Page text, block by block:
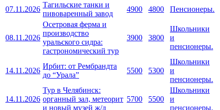
07.11.2026
Тагильские танки и
пивоваренный завод
4900 4800 Пенсионеры.
08.11.2026
Осетровая ферма и
производство
уральского сидра:
гастрономический тур
3900 3800
Школьники
и
пенсионеры.
14.11.2026
Ирбит: от Рембрандта
до “Урала”
5500 5300
Школьники
и
пенсионеры.
14.11.2026
Тур в Челябинск:
органный зал, метеорит
и новый музей ж/д
5700 5500
Школьники
и
пенсионеры.